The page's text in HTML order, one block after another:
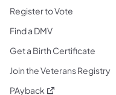
Register to Vote
Find a DMV
Get a Birth Certificate
Join the Veterans Registry
PAyback (opens in a new tab)